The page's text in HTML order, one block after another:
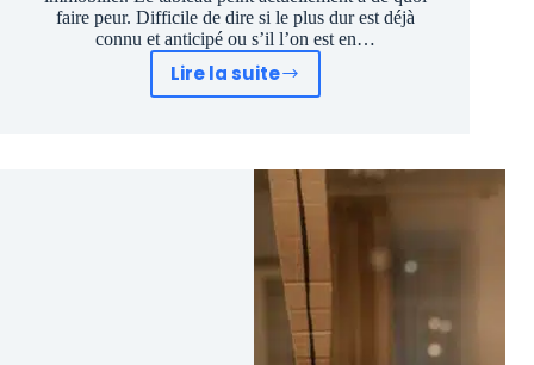
faire peur. Difficile de dire si le plus dur est déjà
connu et anticipé ou s’il l’on est en…
Lire la suite
La
les
Krachs
(crise
euro,
obligataire,
immobilier